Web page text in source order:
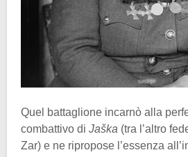
Quel battaglione incarnò alla
combattivo di Jaška (tra l’altro
Zar) e ne ripropose l’essenza